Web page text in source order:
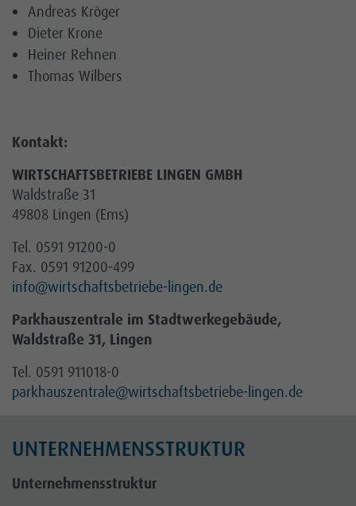
Andreas Kröger
Dieter Krone
Heiner Rehnen
Thomas Wilbers
Kontakt:
WIRTSCHAFTSBETRIEBE LINGEN GMBH
Waldstraße 31
49808 Lingen (Ems)
Tel. 0591 91200-0
Fax. 0591 91200-499
info@wirtschaftsbetriebe-lingen.de
Parkhauszentrale im Stadtwerkegebäude,
Waldstraße 31, Lingen
Tel. 0591 911018-0
parkhauszentrale@wirtschaftsbetriebe-lingen.de
UNTERNEHMENSSTRUKTUR
Unternehmensstruktur